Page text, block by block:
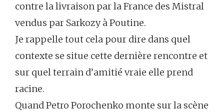
contre la livraison par la France des Mistral
vendus par Sarkozy à Poutine.
Je rappelle tout cela pour dire dans quel
contexte se situe cette dernière rencontre et
sur quel terrain d’amitié vraie elle prend
racine.
Quand Petro Porochenko monte sur la scène